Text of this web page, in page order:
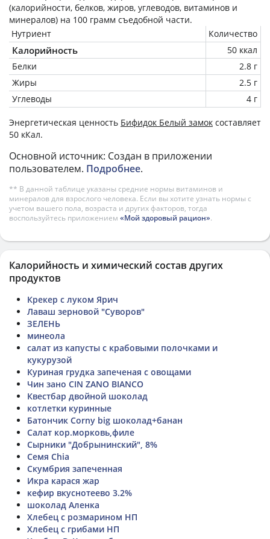
(калорийности, белков, жиров, углеводов, витаминов и
минералов) на 100 грамм съедобной части.
Нутриент
Количество
Калорийность
50 ккал
Белки
2.8 г
Жиры
2.5 г
Углеводы
4 г
Энергетическая ценность Бифидок Белый замок составляет
50 кКал.
Основной источник: Создан в приложении
пользователем. Подробнее.
** В данной таблице указаны средние нормы витаминов и
минералов для взрослого человека. Если вы хотите узнать нормы с
учетом вашего пола, возраста и других факторов, тогда
воспользуйтесь приложением «Мой здоровый рацион».
Калорийность и химический состав других
продуктов
Крекер с луком Ярич
Лаваш зерновой "Суворов"
ЗЕЛЕНЬ
минеола
салат из капусты с крабовыми полочками и
кукурузой
Куриная грудка запеченая с овощами
Чин зано CIN ZANO BIANCO
Квестбар двойной шоколад
котлетки куринные
Батончик Corny big шоколад+банан
Салат кор.морковь,филе
Сырники "Добрынинский", 8%
Семя Chia
Скумбрия запеченная
Икра карася жар
кефир вкуснотеево 3.2%
шоколад Аленка
Хлебец с розмарином НП
Хлебец с грибами НП